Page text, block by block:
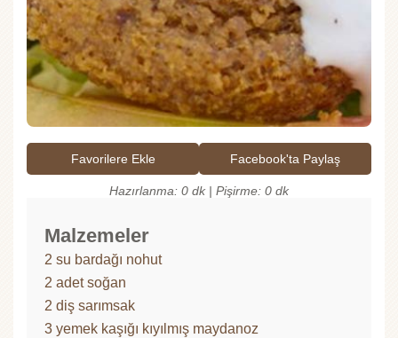
Favorilere Ekle Facebook'ta Paylaş
Hazırlanma: 0 dk | Pişirme: 0 dk
Malzemeler
2 su bardağı nohut
2 adet soğan
2 diş sarımsak
3 yemek kaşığı kıyılmış maydanoz